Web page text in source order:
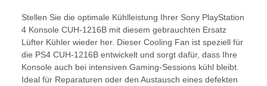
Stellen Sie die optimale Kühlleistung Ihrer Sony PlayStation
4 Konsole CUH-1216B mit diesem gebrauchten Ersatz
Lüfter Kühler wieder her. Dieser Cooling Fan ist speziell für
die PS4 CUH-1216B entwickelt und sorgt dafür, dass Ihre
Konsole auch bei intensiven Gaming-Sessions kühl bleibt.
Ideal für Reparaturen oder den Austausch eines defekten